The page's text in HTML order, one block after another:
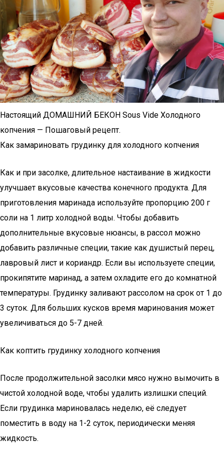
Настоящий ДОМАШНИЙ БЕКОН Sous Vide Холодного
копчения — Пошаговый рецепт.
Как замариновать грудинку для холодного копчения
Как и при засолке, длительное настаивание в жидкости
улучшает вкусовые качества конечного продукта. Для
приготовления маринада используйте пропорцию 200 г
соли на 1 литр холодной воды. Чтобы добавить
дополнительные вкусовые нюансы, в рассол можно
добавить различные специи, такие как душистый перец,
лавровый лист и кориандр. Если вы используете специи,
прокипятите маринад, а затем охладите его до комнатной
температуры. Грудинку заливают рассолом на срок от 1 до
3 суток. Для больших кусков время маринования может
увеличиваться до 5-7 дней.
Как коптить грудинку холодного копчения
После продолжительной засолки мясо нужно вымочить в
чистой холодной воде, чтобы удалить излишки специй.
Если грудинка мариновалась неделю, её следует
поместить в воду на 1-2 суток, периодически меняя
жидкость.